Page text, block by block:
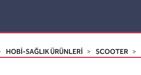
HOBİ-SAĞLIK ÜRÜNLERİ SCOOTER